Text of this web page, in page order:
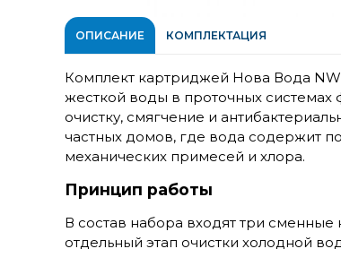
ОПИСАНИЕ КОМПЛЕКТАЦИЯ
Комплект картриджей Нова Вода
жесткой воды в проточных системах
очистку, смягчение и
частных домов, где вода содержит
механических примесей и хлора.
Принцип работы
В состав набора входят три
отдельный этап очистки холодной